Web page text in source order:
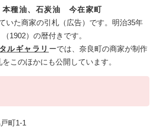
本種油、石炭油 今在家町
いた商家の引札（広告）です。明治35年
（1902）の暦付きです。
ルギャラリ ーでは、奈良町の商家が制作
をこのほかにも公開しています。
町1-1